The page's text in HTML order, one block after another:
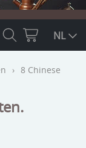
NL
› 8 Chinese